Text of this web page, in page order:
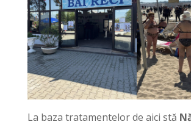
La baza tratamentelor de aici stă